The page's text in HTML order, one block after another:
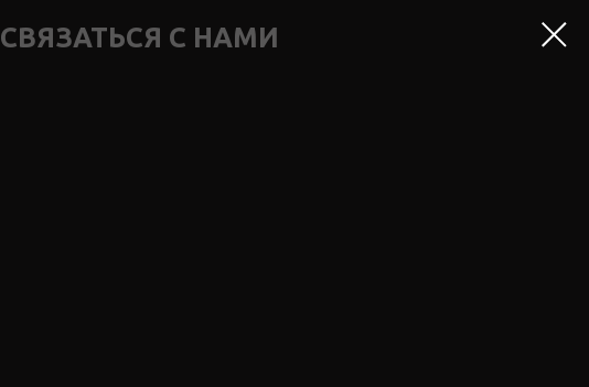
СВЯЗАТЬСЯ С НАМИ